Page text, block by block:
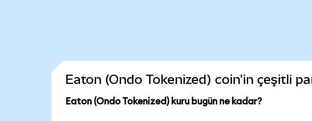
Eaton (Ondo Tokenized) coin'in çeşitli
Eaton (Ondo Tokenized) kuru bugün ne kadar?